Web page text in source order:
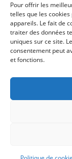
Pour offrir les
telles que les
appareils. Le fait de
traiter des données
uniques sur ce site.
consentement peut
et fonctions.
A PROPOS
CONTACT